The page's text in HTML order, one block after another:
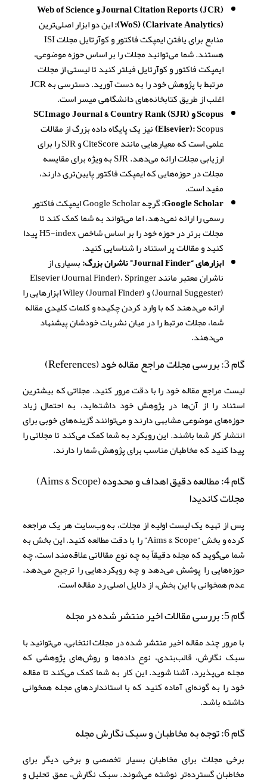
Journal Citation Reports (JCR) و Web of Science
(WoS) (Clarivate Analytics): این دو ابزار اصلی‌ترین
منابع برای یافتن ایمپکت فاکتور و کوآرتایل مجلات ISI
هستند. شما می‌توانید مجلات را بر اساس حوزه موضوعی،
ایمپکت فاکتور و کوآرتایل فیلتر کنید تا لیستی از مجلات
مرتبط با پژوهش خود را به دست آورید. دسترسی به JCR
اغلب از طریق کتابخانه‌های دانشگاهی میسر است.
Scopus و SCImago Journal & Country Rank (SJR)
(Elsevier):Scopus نیز یک پایگاه داده بزرگ از مقالات
علمی است که معیارهایی مانند CiteScore و SJR را برای
ارزیابی مجلات ارائه می‌دهد. SJR به ویژه برای مقایسه
مجلات در حوزه‌هایی که ایمپکت فاکتور پایین‌تری دارند،
مفید است.
Google Scholar:
گرچه Google Scholar ایمپکت فاکتور
رسمی را ارائه نمی‌دهد، اما می‌تواند به شما کمک کند تا
مجلات برتر در حوزه خود را بر اساس شاخص H5-index پیدا
کنید و مقالات پر استناد را شناسایی کنید.
ابزارهای “Journal Finder” ناشران بزرگ:
بسیاری از
ناشران معتبر مانند Elsevier (Journal Finder)، Springer
(Journal Suggester) و Wiley (Journal Finder) ابزارهایی را
ارائه می‌دهند که با وارد کردن چکیده و کلمات کلیدی مقاله
شما، مجلات مرتبط را در میان نشریات خودشان پیشنهاد
می‌دهند.
گام 3: بررسی مجلات مراجع مقاله خود (References)
لیست مراجع مقاله خود را با دقت مرور کنید. مجلاتی که بیشترین
استناد را از آن‌ها در پژوهش خود داشته‌اید، به احتمال زیاد
حوزه‌های موضوعی مشابهی دارند و می‌توانند گزینه‌های خوبی برای
انتشار کار شما باشند. این رویکرد به شما کمک می‌کند تا مجلاتی را
پیدا کنید که مخاطبان مناسب برای پژوهش شما را دارند.
گام 4: مطالعه دقیق اهداف و محدوده (Aims & Scope)
مجلات کاندیدا
پس از تهیه یک لیست اولیه از مجلات، به وب‌سایت هر یک مراجعه
کرده و بخش “Aims & Scope” را با دقت مطالعه کنید. این بخش به
شما می‌گوید که مجله دقیقاً به چه نوع مقالاتی علاقه‌مند است، چه
حوزه‌هایی را پوشش می‌دهد و چه رویکردهایی را ترجیح می‌دهد.
عدم همخوانی با این بخش، از دلایل اصلی رد مقاله است.
گام 5: بررسی مقالات اخیر منتشر شده در مجله
با مرور چند مقاله اخیر منتشر شده در مجلات انتخابی، می‌توانید با
سبک نگارش، قالب‌بندی، نوع داده‌ها و روش‌های پژوهشی که
مجله می‌پذیرد، آشنا شوید. این کار به شما کمک می‌کند تا مقاله
خود را به گونه‌ای آماده کنید که با استانداردهای مجله همخوانی
داشته باشد.
گام 6: توجه به مخاطبان و سبک نگارش مجله
برخی مجلات برای مخاطبان بسیار تخصصی و برخی دیگر برای
مخاطبان گسترده‌تر نوشته می‌شوند. سبک نگارش، عمق تحلیل و